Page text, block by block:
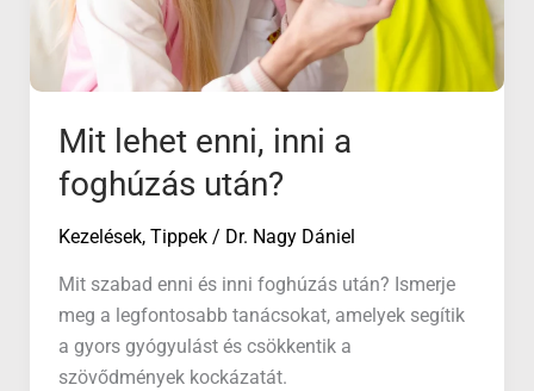
Mit lehet enni, inni a
foghúzás után?
Kezelések, Tippek/ Dr. Nagy Dániel
Mit szabad enni és inni foghúzás után? Ismerje
meg a legfontosabb tanácsokat, amelyek segítik
a gyors gyógyulást és csökkentik a
szövődmények kockázatát.